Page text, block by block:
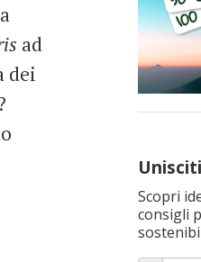
ad
dei
Scopri
consigli